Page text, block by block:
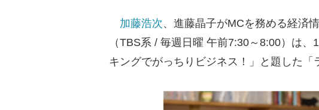
加藤浩次 、進藤晶子がMCを務める経済
（TBS系 / 毎週日曜 午前7:30～8:00）は
キングでがっちりビジネス！」と題した「